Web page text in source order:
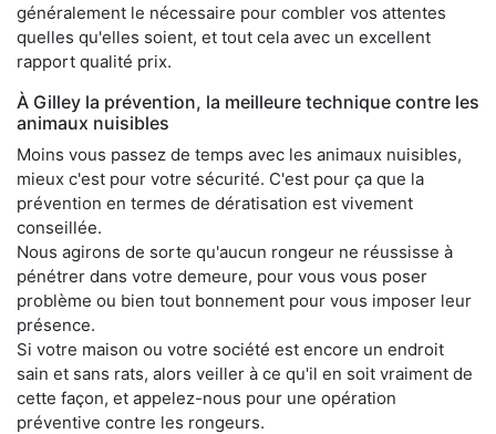
généralement le nécessaire pour combler vos attentes
quelles qu'elles soient, et tout cela avec un excellent
rapport qualité prix.
À Gilley la prévention, la meilleure technique contre les
animaux nuisibles
Moins vous passez de temps avec les animaux nuisibles,
mieux c'est pour votre sécurité. C'est pour ça que la
prévention en termes de dératisation est vivement
conseillée.
Nous agirons de sorte qu'aucun rongeur ne réussisse à
pénétrer dans votre demeure, pour vous vous poser
problème ou bien tout bonnement pour vous imposer leur
présence.
Si votre maison ou votre société est encore un endroit
sain et sans rats, alors veiller à ce qu'il en soit vraiment de
cette façon, et appelez-nous pour une opération
préventive contre les rongeurs.